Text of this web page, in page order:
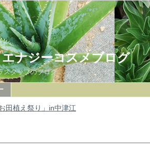
ナジーコスメブログ
スタッフのブログ
田植え祭り」in中津江